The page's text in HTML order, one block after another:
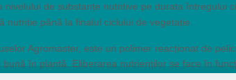
de substanțe nutritive pe durata întregului
până la finalul ciclului de vegetație.
Agromaster, este un polimer reacționat de
în plantă. Eliberarea nutrienților se face în